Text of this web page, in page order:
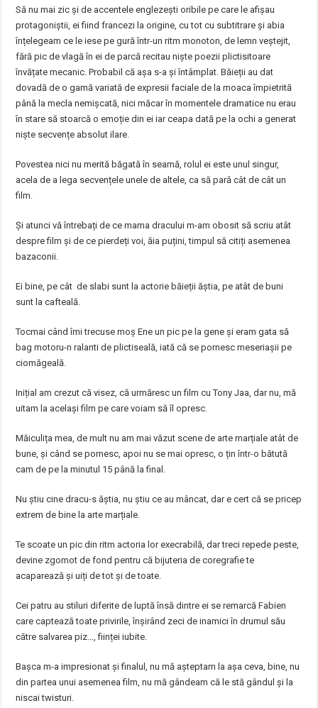
Să nu mai zic și de accentele englezești oribile pe care le afișau
protagoniștii, ei fiind francezi la origine, cu tot cu subtitrare și abia
înțelegeam ce le iese pe gură într-un ritm monoton, de lemn veștejit,
fără pic de vlagă în ei de parcă recitau niște poezii plictisitoare
învățate mecanic. Probabil că așa s-a și întâmplat. Băieții au dat
dovadă de o gamă variată de expresii faciale de la moaca împietrită
până la mecla nemișcată, nici măcar în momentele dramatice nu erau
în stare să stoarcă o emoție din ei iar ceapa dată pe la ochi a generat
niște secvențe absolut ilare.
Povestea nici nu merită băgată în seamă, rolul ei este unul singur,
acela de a lega secvențele unele de altele, ca să pară cât de cât un
film.
Și atunci vă întrebați de ce mama dracului m-am obosit să scriu atât
despre film și de ce pierdeți voi, ăia puțini, timpul să citiți asemenea
bazaconii.
Ei bine, pe cât de slabi sunt la actorie băieții ăștia, pe atât de buni
sunt la cafteală.
Tocmai când îmi trecuse moș Ene un pic pe la gene și eram gata să
bag motoru-n ralanti de plictiseală, iată că se pornesc meseriașii pe
ciomăgeală.
Inițial am crezut că visez, că urmăresc un film cu Tony Jaa, dar nu, mă
uitam la același film pe care voiam să îl opresc.
Măiculița mea, de mult nu am mai văzut scene de arte marțiale atât de
bune, și când se pornesc, apoi nu se mai opresc, o țin într-o bătută
cam de pe la minutul 15 până la final.
Nu știu cine dracu-s ăștia, nu știu ce au mâncat, dar e cert că se pricep
extrem de bine la arte marțiale.
Te scoate un pic din ritm actoria lor execrabilă, dar treci repede peste,
devine zgomot de fond pentru că bijuteria de coregrafie te
acaparează și uiți de tot și de toate.
Cei patru au stiluri diferite de luptă însă dintre ei se remarcă Fabien
care captează toate privirile, înșirând zeci de inamici în drumul său
către salvarea piz…, ființei iubite.
Bașca m-a impresionat și finalul, nu mă așteptam la așa ceva, bine, nu
din partea unui asemenea film, nu mă gândeam că le stă gândul și la
niscai twisturi.